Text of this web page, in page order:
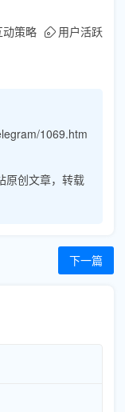
动策略
用户活跃
1069.htm
原创文章，转载
下一篇